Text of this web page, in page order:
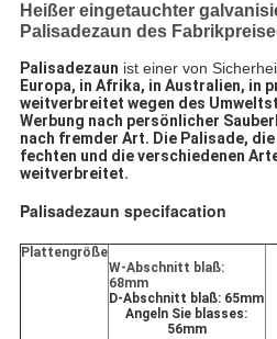
Heißer eingetauchter
Palisadezaun des
Palisadezaun ist einer von
Europa, in Afrika, in Australien, in
weitverbreitet wegen des
Werbung nach persönlicher
nach fremder Art. Die Palisade,
fechten und die verschiedenen
weitverbreitet.
Palisadezaun specifacation
Plattengröße
W-Abschnitt blaß:
68mm
D-Abschnitt blaß: 65mm
Angeln Sie blasses:
56mm